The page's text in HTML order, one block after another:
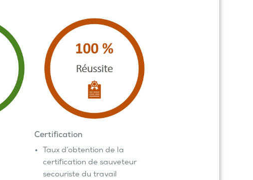
Certification
Taux d’obtention de la
certification de sauveteur
secouriste du travail